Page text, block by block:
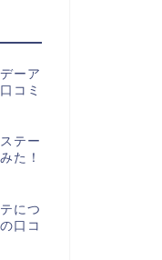
ーア
コミ
テー
た！
につ
口コ